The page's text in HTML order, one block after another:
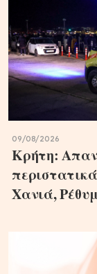
09/08/2026
Κρήτη:
Χανιά,